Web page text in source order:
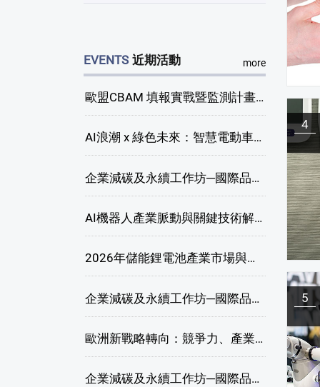
EVENTS 近期活動 more
歐盟CBAM 填報實戰暨監測計畫說明會(臺中場)
AI浪潮 x 綠色未來：智慧電動車新商機研討會
企業減碳及永續工作坊─國際品牌綠色供應鏈永續管理與實務演練(臺中場)
AI機器人產業脈動與關鍵技術解析研討會
2026年儲能鋰電池產業市場與技術發展線上研討會
企業減碳及永續工作坊─國際品牌綠色供應鏈永續管理與實務演練(高雄場)
歐洲新戰略轉向：競爭力、產業自主與供應鏈重塑線上研討會
企業減碳及永續工作坊─國際品牌綠色供應鏈永續管理與實務演練(臺北場)
4
5